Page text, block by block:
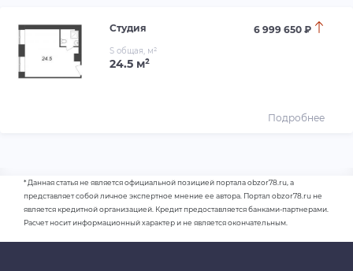
Студия 6 999 650 ₽
S общая, м²
24.5 м²
Подробнее
* Данная статья не является официальной позицией портала obzor78.ru, а
представляет собой личное экспертное мнение ее автора. Портал obzor78.ru не
является кредитной организацией. Кредит предоставляется банками-партнерами.
Расчет носит информационный характер и не является окончательным.